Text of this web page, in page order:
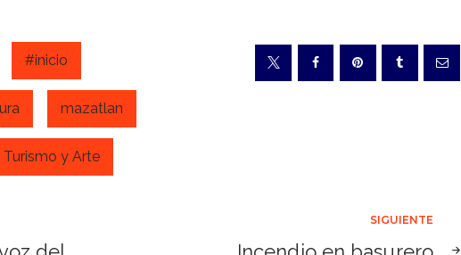
#inicio
mazatlan
Turismo y Arte
SIGUIENTE